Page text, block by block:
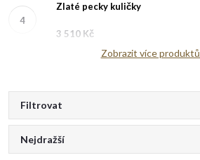
Zlaté pecky kuličky
3 510 Kč
Zobrazit více produktů
Filtrovat
Ř
Nejdražší
V
ý